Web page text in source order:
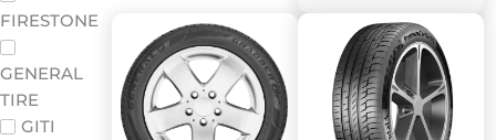
FIRESTONE
GENERAL
TIRE
GITI